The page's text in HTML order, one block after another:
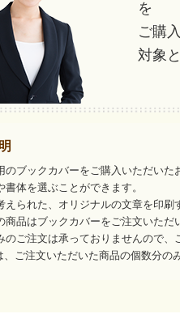
を
ご購
対象
のブックカバーをご購入いただいた
書体を選ぶことができます。
えられた、オリジナルの文章を印刷
品はブックカバーをご注文いただ
のご注文は承っておりませんので、
ご注文いただいた商品の個数分の